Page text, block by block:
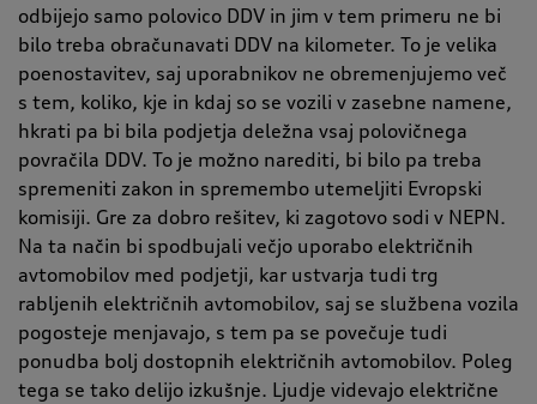
odbijejo samo polovico DDV in jim v tem primeru ne bi
bilo treba obračunavati DDV na kilometer. To je velika
poenostavitev, saj uporabnikov ne obremenjujemo več
s tem, koliko, kje in kdaj so se vozili v zasebne namene,
hkrati pa bi bila podjetja deležna vsaj polovičnega
povračila DDV. To je možno narediti, bi bilo pa treba
spremeniti zakon in spremembo utemeljiti Evropski
komisiji. Gre za dobro rešitev, ki zagotovo sodi v NEPN.
Na ta način bi spodbujali večjo uporabo električnih
avtomobilov med podjetji, kar ustvarja tudi trg
rabljenih električnih avtomobilov, saj se službena vozila
pogosteje menjavajo, s tem pa se povečuje tudi
ponudba bolj dostopnih električnih avtomobilov. Poleg
tega se tako delijo izkušnje. Ljudje videvajo električne